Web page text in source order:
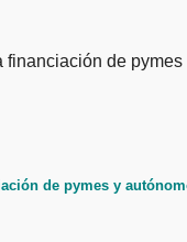
de pymes y